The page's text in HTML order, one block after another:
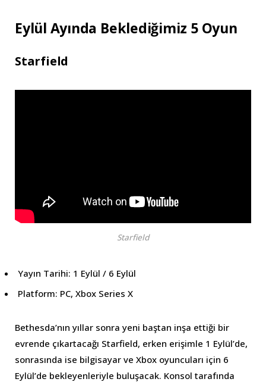
Eylül Ayında Beklediğimiz 5 Oyun
Starfield
Starfield
Yayın Tarihi: 1 Eylül / 6 Eylül
Platform: PC, Xbox Series X
Bethesda’nın yıllar sonra yeni baştan inşa ettiği bir
evrende çıkartacağı Starfield, erken erişimle 1 Eylül’de,
sonrasında ise bilgisayar ve Xbox oyuncuları için 6
Eylül’de bekleyenleriyle buluşacak. Konsol tarafında